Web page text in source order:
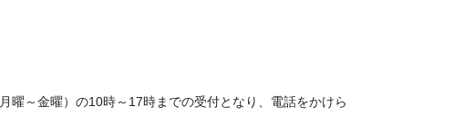
曜～金曜）の10時～17時までの受付となり、電話をかけら